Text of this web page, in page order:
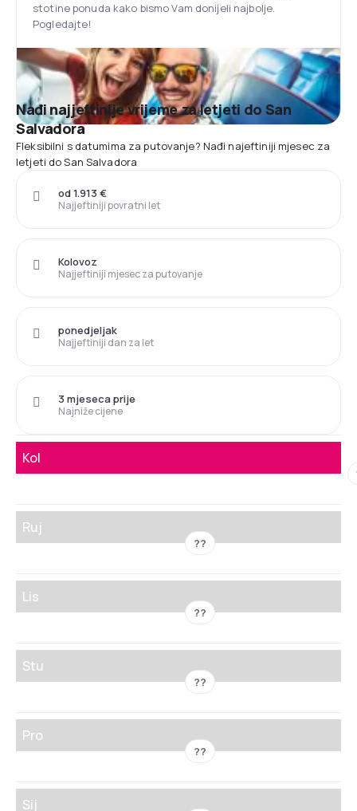
stotine ponuda kako bismo Vam donijeli najbolje.
Pogledajte!
Nađi najjeftinije vrijeme za letjeti do San
Salvadora
Fleksibilni s datumima za putovanje? Nađi najeftiniji mjesec za
letjeti do San Salvadora
Najjeftiniji povratni let
od 1.913 €
Najjeftiniji mjesec za putovanje
Kolovoz
Najjeftiniji dan za let
ponedjeljak
Najniže cijene
3 mjeseca prije
Kol
Ruj
??
Lis
??
Stu
??
Pro
??
Sij